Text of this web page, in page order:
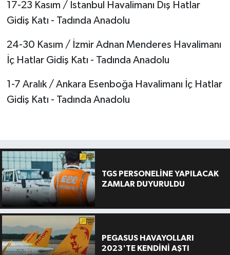
17-23 Kasım / İstanbul Havalimanı Dış Hatlar
Gidiş Katı - Tadında Anadolu
24-30 Kasım / İzmir Adnan Menderes Havalimanı
İç Hatlar Gidiş Katı - Tadında Anadolu
1-7 Aralık / Ankara Esenboğa Havalimanı İç Hatlar
Gidiş Katı - Tadında Anadolu
TGS PERSONELİNE YAPILACAK
ZAMLAR DUYURULDU
PEGASUS HAVAYOLLARI
2023'TE KENDİNİ AŞTI